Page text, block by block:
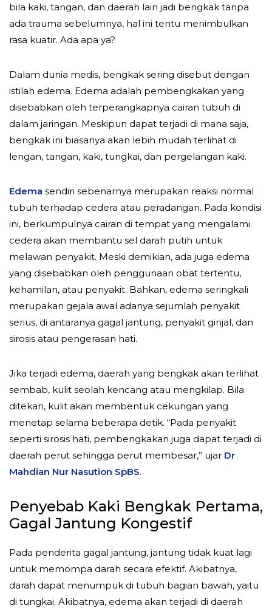
bila kaki, tangan, dan daerah lain jadi bengkak tanpa
ada trauma sebelumnya, hal ini tentu menimbulkan
rasa kuatir. Ada apa ya?
Dalam dunia medis, bengkak sering disebut dengan
istilah edema. Edema adalah pembengkakan yang
disebabkan oleh terperangkapnya cairan tubuh di
dalam jaringan. Meskipun dapat terjadi di mana saja,
bengkak ini biasanya akan lebih mudah terlihat di
lengan, tangan, kaki, tungkai, dan pergelangan kaki.
Edema sendiri sebenarnya merupakan reaksi normal
tubuh terhadap cedera atau peradangan. Pada kondisi
ini, berkumpulnya cairan di tempat yang mengalami
cedera akan membantu sel darah putih untuk
melawan penyakit. Meski demikian, ada juga edema
yang disebabkan oleh penggunaan obat tertentu,
kehamilan, atau penyakit. Bahkan, edema seringkali
merupakan gejala awal adanya sejumlah penyakit
serius, di antaranya gagal jantung, penyakit ginjal, dan
sirosis atau pengerasan hati.
Jika terjadi edema, daerah yang bengkak akan terlihat
sembab, kulit seolah kencang atau mengkilap. Bila
ditekan, kulit akan membentuk cekungan yang
menetap selama beberapa detik. “Pada penyakit
seperti sirosis hati, pembengkakan juga dapat terjadi di
daerah perut sehingga perut membesar,” ujar Dr
Mahdian Nur Nasution SpBS.
Penyebab Kaki Bengkak Pertama,
Gagal Jantung Kongestif
Pada penderita gagal jantung, jantung tidak kuat lagi
untuk memompa darah secara efektif. Akibatnya,
darah dapat menumpuk di tubuh bagian bawah, yaitu
di tungkai. Akibatnya, edema akan terjadi di daerah